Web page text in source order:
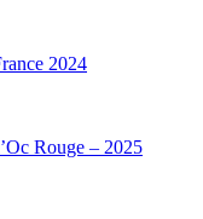
2024
Rouge – 2025